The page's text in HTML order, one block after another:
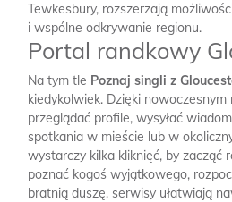
Tewkesbury, rozszerzają
i wspólne odkrywanie regionu.
Portal randkowy
Na tym tle Poznaj singli z
kiedykolwiek. Dzięki
przeglądać profile, wysyłać
spotkania w mieście lub w
wystarczy kilka kliknięć, by zacząć
poznać kogoś wyjątkowego,
bratnią duszę, serwisy ułatwiają